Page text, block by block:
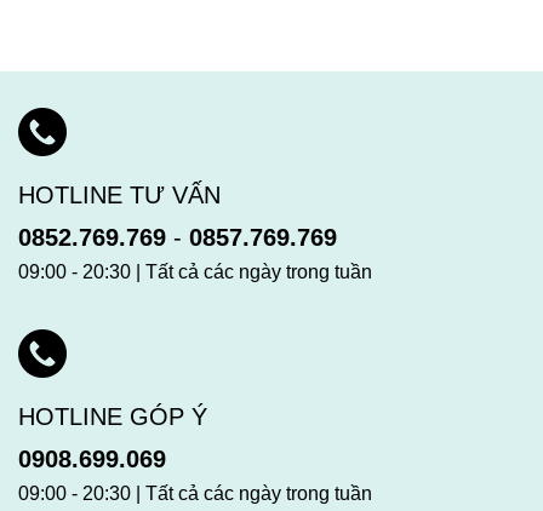
HOTLINE TƯ VẤN
0852.769.769 - 0857.769.769
09:00 - 20:30 | Tất cả các ngày trong tuần
HOTLINE GÓP Ý
0908.699.069
09:00 - 20:30 | Tất cả các ngày trong tuần